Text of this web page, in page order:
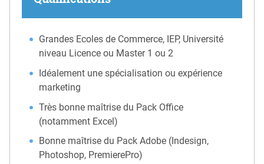
Grandes Ecoles de Commerce, IEP, Université
niveau Licence ou Master 1 ou 2
Idéalement une spécialisation ou expérience
marketing
Très bonne maîtrise du Pack Office
(notamment Excel)
Bonne maîtrise du Pack Adobe (Indesign,
Photoshop, PremierePro)